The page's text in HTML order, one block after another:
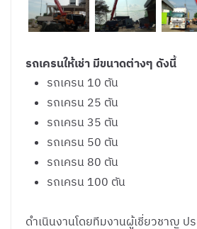
รถเครนให้เช่า มีขนาดต่างๆ ดังนี้
รถเครน 10 ตัน
รถเครน 25 ตัน
รถเครน 35 ตัน
รถเครน 50 ตัน
รถเครน 80 ตัน
รถเครน 100 ตัน
ดำเนินงานโดยทีมงานผู้เชี่ยวชาญ